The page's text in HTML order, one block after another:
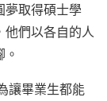
夢取得碩士學
們以各自的人
讓畢業生都能